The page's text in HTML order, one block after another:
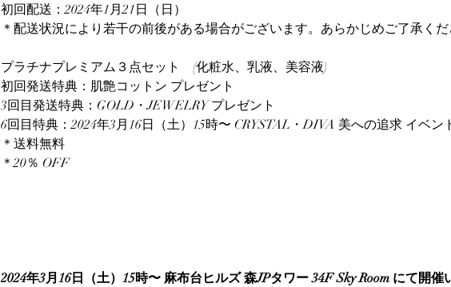
初回配送：2024年1月21日（日）
＊配送状況により若干の前後がある場合がございます。あらかじめご了承く
プラチナプレミアム３点セット　(化粧水、乳液、美容液)
初回発送特典：肌艶コットン プレゼント
3回目発送特典：GOLD・JEWELRY プレゼント
6回目特典：2024年3月16日（土）15時〜 CRYSTAL・DIVA 美への追求 イベン
＊送料無料
＊20％ OFF
2024年3月16日（土）15時〜 麻布台ヒルズ 森JPタワー 34F Sky Room にて開催